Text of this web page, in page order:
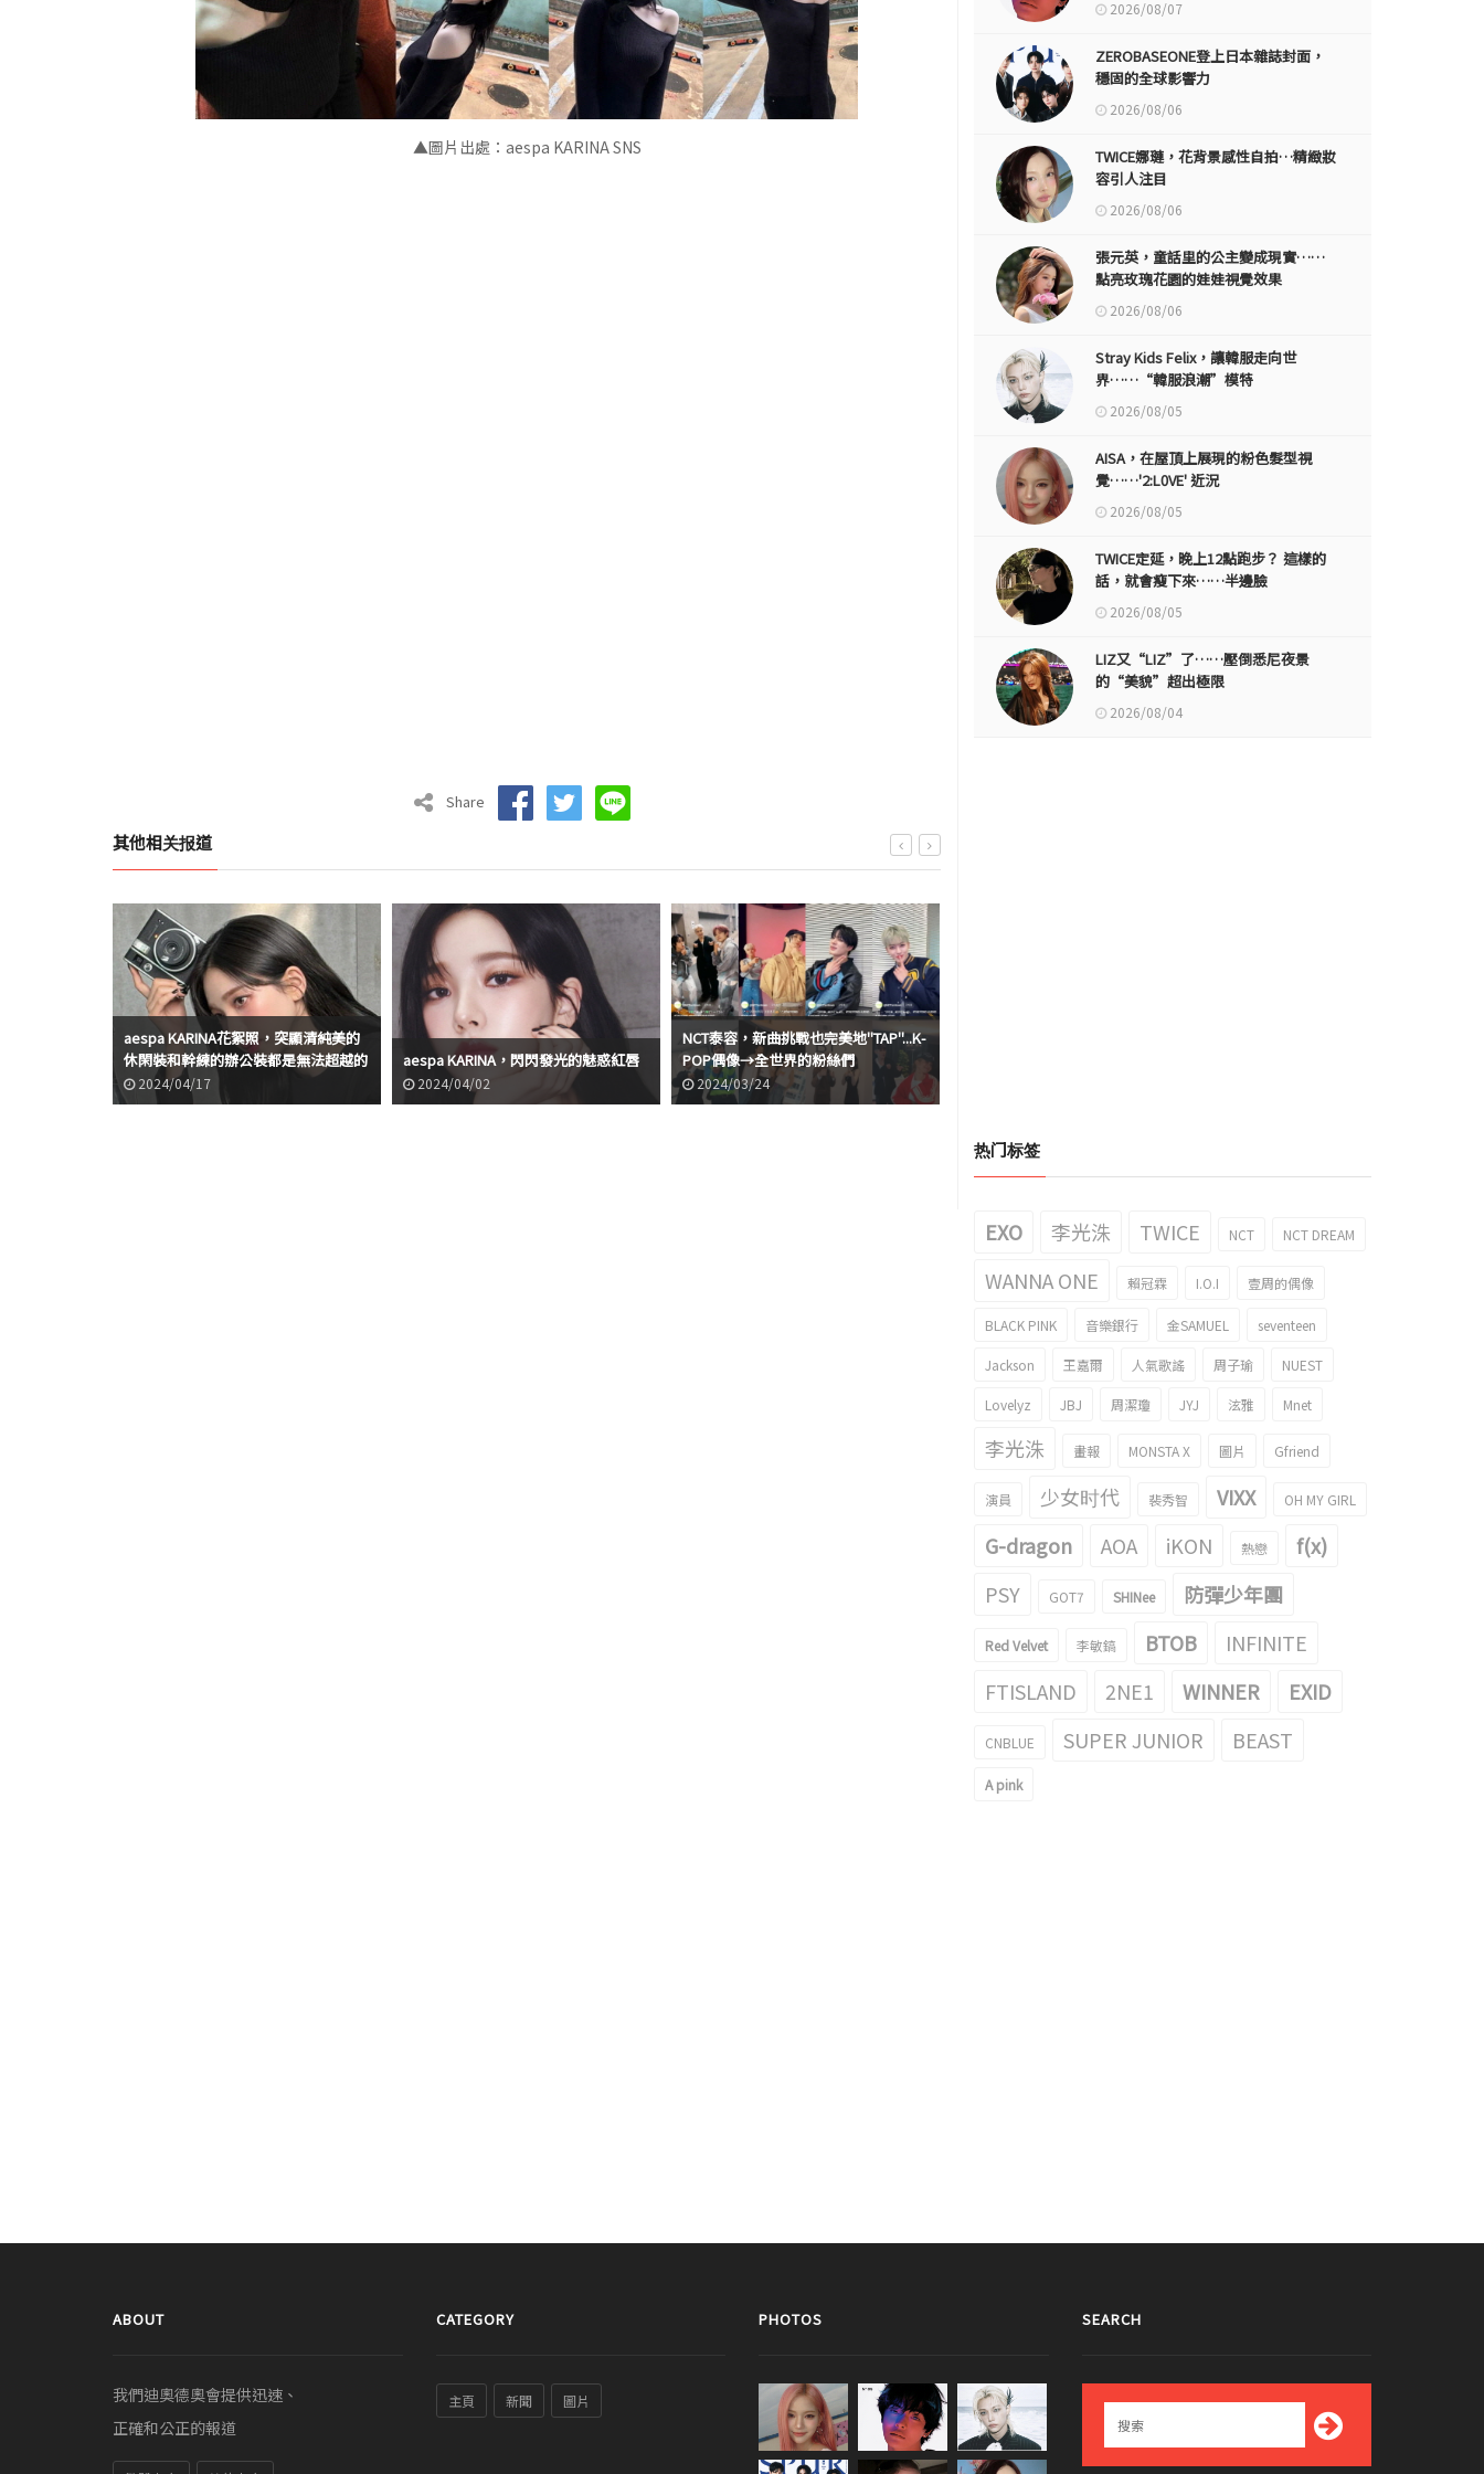
▲圖片出處：aespa KARINA SNS
Share
其他相关报道
aespa KARINA花絮照，突顯清純美的
休閑裝和幹練的辦公裝都是無法超越的
視覺效果
2024/04/17
aespa KARINA，閃閃發光的魅惑紅唇
2024/04/02
NCT泰容，新曲挑戰也完美地"TAP"...K-
POP偶像→全世界的粉絲們
2024/03/24
2026/08/07
ZEROBASEONE登上日本雜誌封面，
穩固的全球影響力
2026/08/06
TWICE娜璉，花背景感性自拍…精緻妝
容引人注目
2026/08/06
張元英，童話里的公主變成現實……
點亮玫瑰花園的娃娃視覺效果
2026/08/06
Stray Kids Felix，讓韓服走向世
界……“韓服浪潮”模特
2026/08/05
AISA，在屋頂上展現的粉色髮型視
覺……'2:L0VE' 近況
2026/08/05
TWICE定延，晚上12點跑步？ 這樣的
話，就會瘦下來……半邊臉
2026/08/05
LIZ又“LIZ”了……壓倒悉尼夜景
的“美貌”超出極限
2026/08/04
热门标签
EXO 李光洙 TWICE NCT NCT DREAM
WANNA ONE 賴冠霖 I.O.I 壹周的偶像
BLACK PINK 音樂銀行 金SAMUEL seventeen
Jackson 王嘉爾 人氣歌謠 周子瑜 NUEST
Lovelyz JBJ 周潔瓊 JYJ 泫雅 Mnet
李光洙 畫報 MONSTA X 圖片 Gfriend
演員 少女时代 裴秀智 VIXX OH MY GIRL
G-dragon AOA iKON 熱戀
f(x)
PSY
GOT7 SHINee 防彈少年團
Red Velvet 李敏鎬 BTOB
INFINITE
FTISLAND
2NE1 WINNER EXID
CNBLUE SUPER JUNIOR BEAST
A pink
ABOUT
我們迪奧德奧會提供迅速、
正確和公正的報道
CATEGORY
主頁 新聞 圖片
PHOTOS SEARCH